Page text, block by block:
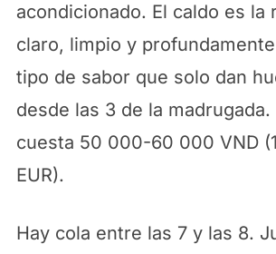
acondicionado. El caldo es la
claro, limpio y profundamente
tipo de sabor que solo dan
desde las 3 de la madrugada.
cuesta 50 000-60 000 VND
EUR).
Hay cola entre las 7 y las 8.